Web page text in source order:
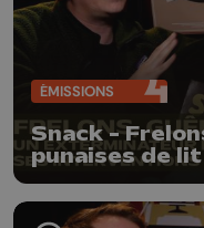
ÉMISSIONS
Snack - Frelons, guêpes, rats,
punaises de
nous explique
débarrasser !